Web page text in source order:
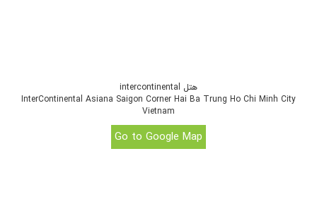
هتل intercontinental
InterContinental Asiana Saigon Corner Hai Ba Trung Ho Chi Minh City
Vietnam
Go to Google Map